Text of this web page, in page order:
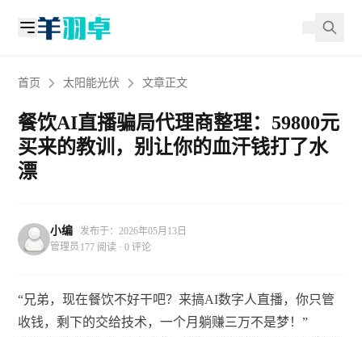
首页 太阳能光伏 文章正文
餐饮AI直播骗局代理商整理：59800元
买来的教训，别让你的血汗钱打了水
漂
小编
管理员
发布于：2026年05月13日
177 阅读 · 0 评论
“兄弟，现在餐饮不好干吧？来搞AI数字人直播，你只管
收钱，剩下的交给技术，一个月躺赚三万不是梦！”